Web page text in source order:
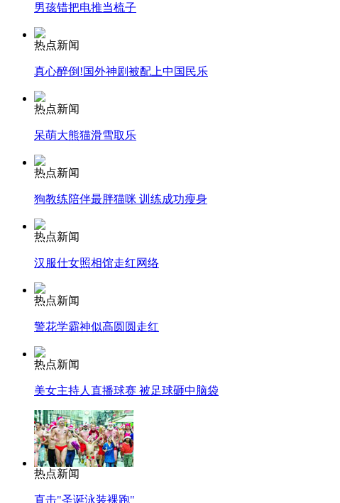
外交部：有关国家言论片面不公正
安徽一实载49人客车翻车
走！跟着总书记去植树
消防员救轻生者
纽约上演“枕头大战”
司机酒驾遇交警 急速倒车逃窜
男孩错把电推当梳子
热点新闻
真心醉倒!国外神剧被配上中国民乐
热点新闻
呆萌大熊猫滑雪取乐
热点新闻
狗教练陪伴最胖猫咪 训练成功瘦身
热点新闻
汉服仕女照相馆走红网络
热点新闻
警花学霸神似高圆圆走红
热点新闻
美女主持人直播球赛 被足球砸中脑袋
热点新闻
直击"圣诞泳装裸跑"